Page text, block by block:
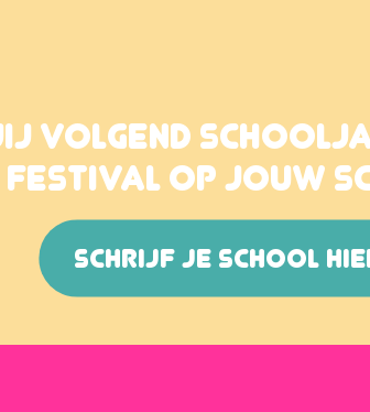
VOLGEND
FESTIVAL OP JOUW
SCHRIJF JE SCHOOL